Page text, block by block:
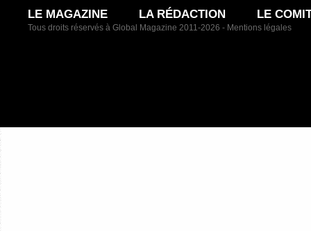
LE MAGAZINE LA RÉDACTION LE
Tous droits réservés à Global Magazine 2011-2026 - Mentions légales